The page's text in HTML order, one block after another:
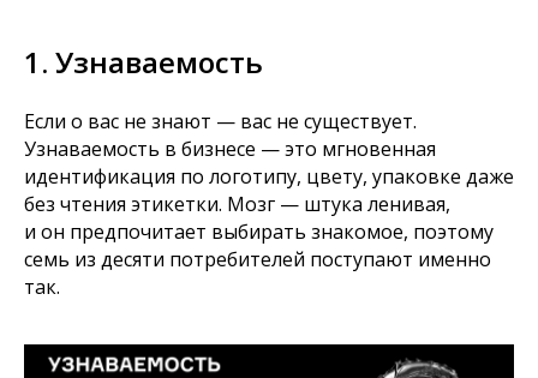
1. Узнаваемость
Если о вас не знают — вас не существует.
Узнаваемость в бизнесе — это мгновенная
идентификация по логотипу, цвету, упаковке даже
без чтения этикетки. Мозг — штука ленивая,
и он предпочитает выбирать знакомое, поэтому
семь из десяти потребителей поступают именно
так.